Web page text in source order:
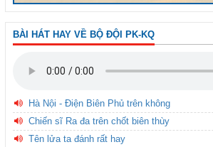
BÀI HÁT HAY VỀ BỘ ĐỘI PK-KQ
Hà Nội - Điện Biên Phủ trên không
Chiến sĩ Ra đa trên chốt biên thùy
Tên lửa ta đánh rất hay